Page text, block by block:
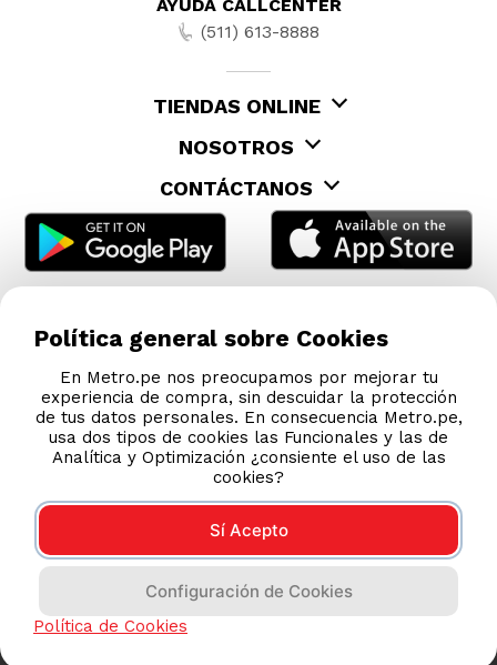
AYUDA CALLCENTER
(511) 613-8888
TIENDAS ONLINE
NOSOTROS
CONTÁCTANOS
COMPRAS 100% SEGURAS
Esta tienda usa Niubiz para realizar transacciones
electrónicas.
Política general sobre Cookies
En Metro.pe nos preocupamos por mejorar tu
experiencia de compra, sin descuidar la protección
de tus datos personales. En consecuencia Metro.pe,
usa dos tipos de cookies las Funcionales y las de
Analítica y Optimización ¿consiente el uso de las
cookies?
Sí Acepto
Configuración de Cookies
Política de Cookies